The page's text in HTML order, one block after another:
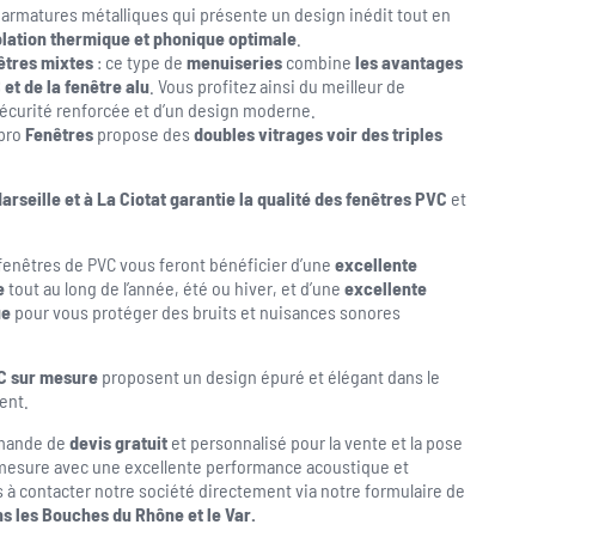
métalliques qui présente un design inédit tout en
thermique et phonique optimale
mixtes : ce type de menuiseries combine les avantages
et de la fenêtre alu . Vous profitez ainsi du meilleur de
renforcée et d’un design moderne.
Fenêtres propose des doubles vitrages voir des triples
et à La Ciotat garantie la qualité des fenêtres PVC et
de PVC vous feront bénéficier d’une excellente
tout au long de l’année, été ou hiver, et d’une excellente
pour vous protéger des bruits et nuisances sonores
sur mesure proposent un design épuré et élégant dans le
de devis gratuit et personnalisé pour la vente et la pose
avec une excellente performance acoustique et
à contacter notre société directement via notre formulaire de
les Bouches du Rhône et le Var.